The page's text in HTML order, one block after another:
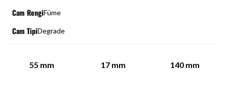
Cam RengiFüme
Cam TipiDegrade
55 mm 17 mm 140 mm